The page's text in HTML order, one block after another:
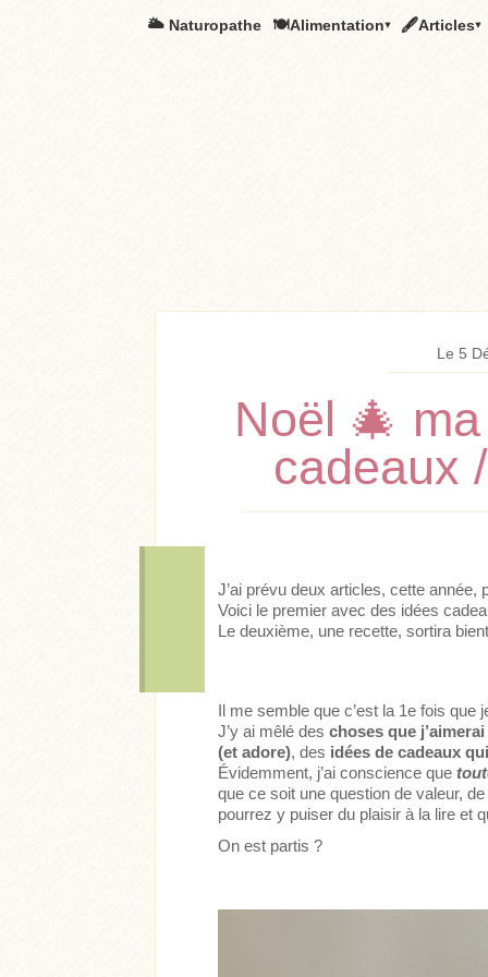
🌥️ Naturopathe 🍽Alimentation▾ 🖋Articles▾
Le 5
Noël 🎄
cadeaux
J’ai prévu deux articles, cette année,
Voici le premier avec des idées
Le deuxième, une recette, sortira
Il me semble que c’est la 1e fois que
J’y ai mêlé des choses que
(et adore), des idées de cadeaux
Évidemment, j’ai conscience que
que ce soit une question de valeur,
pourrez y puiser du plaisir à la lire et
On est partis ?